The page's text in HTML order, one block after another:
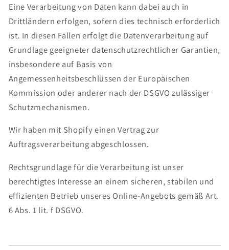
Eine Verarbeitung von Daten kann dabei auch in
Drittländern erfolgen, sofern dies technisch erforderlich
ist. In diesen Fällen erfolgt die Datenverarbeitung auf
Grundlage geeigneter datenschutzrechtlicher Garantien,
insbesondere auf Basis von
Angemessenheitsbeschlüssen der Europäischen
Kommission oder anderer nach der DSGVO zulässiger
Schutzmechanismen.
Wir haben mit Shopify einen Vertrag zur
Auftragsverarbeitung abgeschlossen.
Rechtsgrundlage für die Verarbeitung ist unser
berechtigtes Interesse an einem sicheren, stabilen und
effizienten Betrieb unseres Online-Angebots gemäß Art.
6 Abs. 1 lit. f DSGVO.